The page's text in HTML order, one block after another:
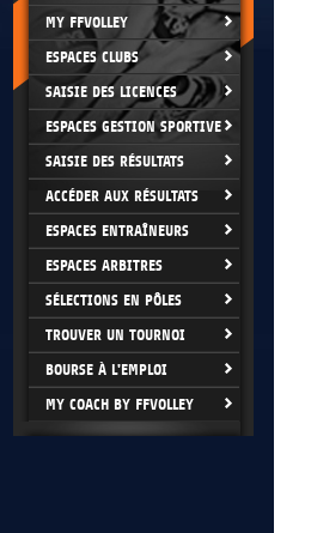
MY FFVOLLEY
ESPACES CLUBS
SAISIE DES LICENCES
ESPACES GESTION SPORTIVE
SAISIE DES RÉSULTATS
ACCÉDER AUX RÉSULTATS
ESPACES ENTRAÎNEURS
ESPACES ARBITRES
SÉLECTIONS EN PÔLES
TROUVER UN TOURNOI
BOURSE À L'EMPLOI
MY COACH BY FFVOLLEY